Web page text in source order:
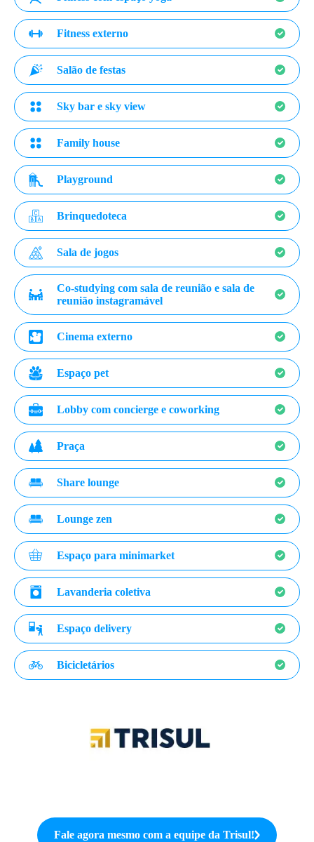
Fitness externo
Salão de festas
Sky bar e sky view
Family house
Playground
Brinquedoteca
Sala de jogos
Co-studying com sala de reunião e sala de
reunião instagramável
Cinema externo
Espaço pet
Lobby com concierge e coworking
Praça
Share lounge
Lounge zen
Espaço para minimarket
Lavanderia coletiva
Espaço delivery
Bicicletários
Fale agora mesmo com a equipe da Trisul!